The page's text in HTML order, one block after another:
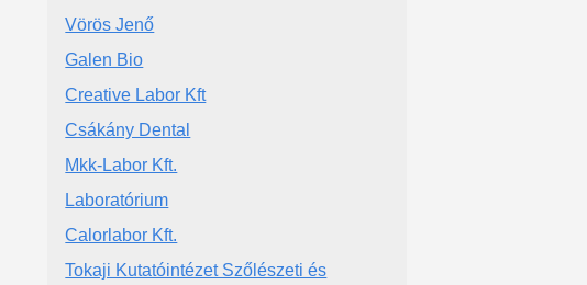
Vörös Jenő
Galen Bio
Creative Labor Kft
Csákány Dental
Mkk-Labor Kft.
Laboratórium
Calorlabor Kft.
Tokaji Kutatóintézet Szőlészeti és